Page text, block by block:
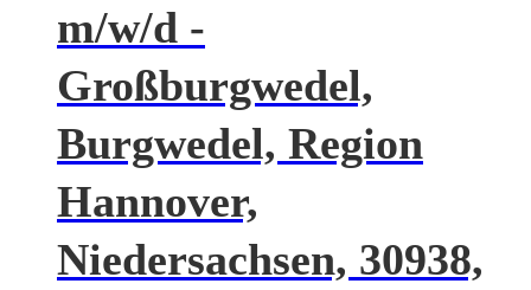
m/w/d -
Großburgwedel,
Burgwedel, Region
Hannover,
Niedersachsen, 30938,